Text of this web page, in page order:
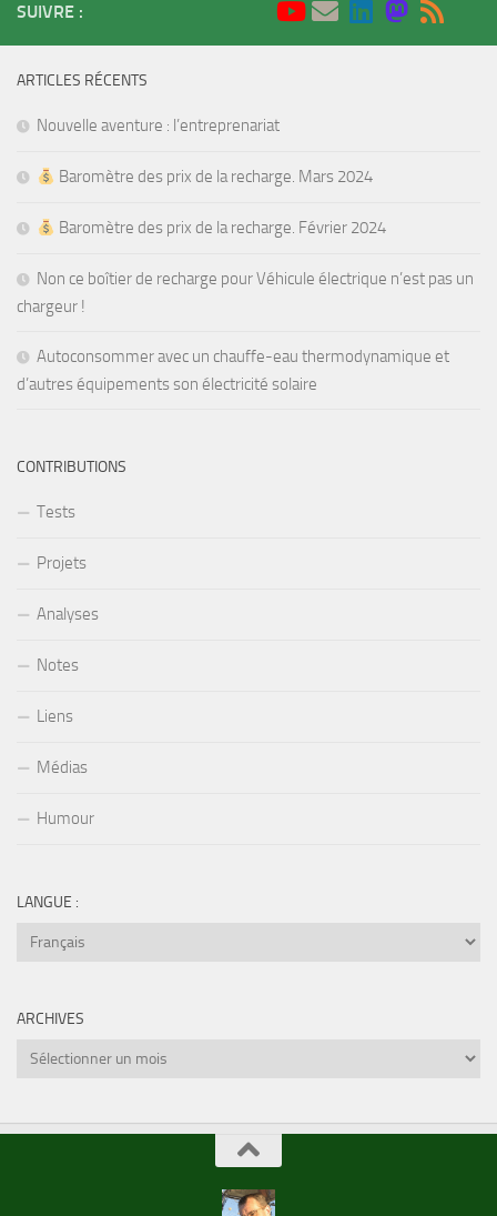
SUIVRE :
ARTICLES RÉCENTS
Nouvelle aventure : l’entreprenariat
Baromètre des prix de la recharge. Mars 2024
Baromètre des prix de la recharge. Février 2024
Non ce boîtier de recharge pour Véhicule électrique n’est pas un
chargeur !
Autoconsommer avec un chauffe-eau thermodynamique et
d’autres équipements son électricité solaire
CONTRIBUTIONS
Tests
Projets
Analyses
Notes
Liens
Médias
Humour
LANGUE :
ARCHIVES
Archives